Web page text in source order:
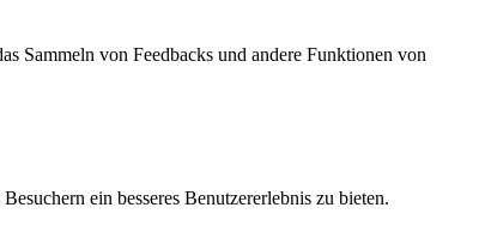
Sammeln von Feedbacks und andere Funktionen von
ein besseres Benutzererlebnis zu bieten.